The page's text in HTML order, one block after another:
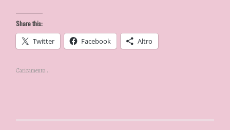
Share this:
Twitter Facebook Altro
Caricamento...